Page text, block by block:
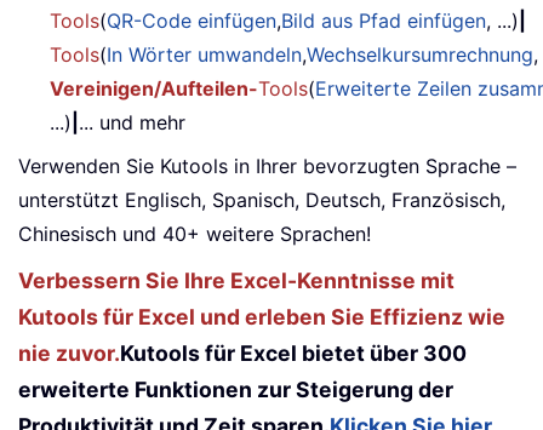
Tools(QR-Code einfügen,Bild aus Pfad einfügen, ...)
Tools(In Wörter umwandeln,Wechselkursumrechnung
Vereinigen/Aufteilen-Tools(Erweiterte Zeilen
...) ... und mehr
Verwenden Sie Kutools in Ihrer bevorzugten Sprache –
unterstützt Englisch, Spanisch, Deutsch, Französisch,
Chinesisch und 40+ weitere Sprachen!
Verbessern Sie Ihre Excel-Kenntnisse mit
Kutools für Excel und erleben Sie Effizienz wie
nie zuvor.Kutools für Excel bietet über 300
erweiterte Funktionen zur Steigerung der